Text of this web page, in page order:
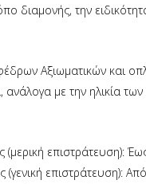
διαμονής, την
Αξιωματικών και
ανάλογα με την ηλικία
(μερική επιστράτευση):
(γενική επιστράτευση):